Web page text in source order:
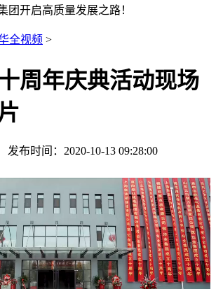
全视频 >
周年庆典活动现场
发布时间：2020-10-13 09:28:00